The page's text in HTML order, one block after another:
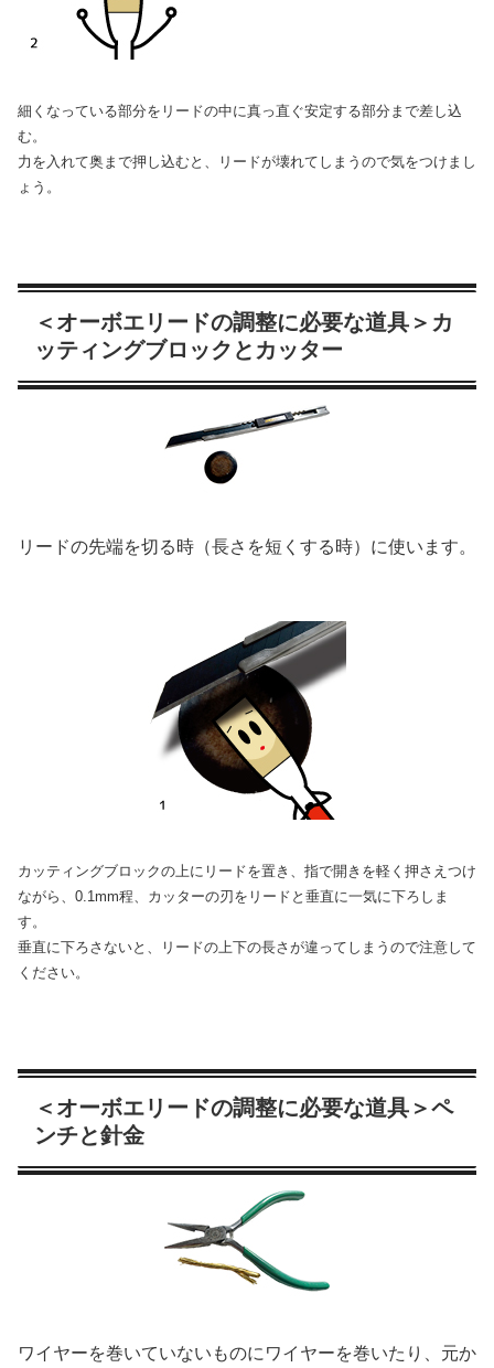
細くなっている部分をリードの中に真っ直ぐ安定する部分まで差し込
む。
力を入れて奥まで押し込むと、リードが壊れてしまうので気をつけまし
ょう。
＜オーボエリードの調整に必要な道具＞カ
ッティングブロックとカッター
リードの先端を切る時（長さを短くする時）に使います。
カッティングブロックの上にリードを置き、指で開きを軽く押さえつけ
ながら、0.1mm程、カッターの刃をリードと垂直に一気に下ろしま
す。
垂直に下ろさないと、リードの上下の長さが違ってしまうので注意して
ください。
＜オーボエリードの調整に必要な道具＞ペ
ンチと針金
ワイヤーを巻いていないものにワイヤーを巻いたり、元か